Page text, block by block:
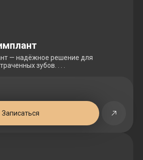
— надёжное решение для
зубов. . . .
Записаться